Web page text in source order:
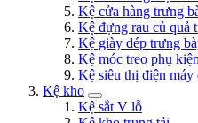
Kệ cửa hàng trưng
Kệ đựng rau củ quả
Kệ giày dép trưng
Kệ móc treo phụ kiện
Kệ siêu thị điện máy
Kệ kho
Kệ sắt V lỗ